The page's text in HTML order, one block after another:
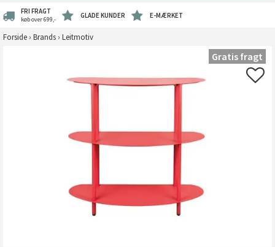
FRI FRAGT
køb over 699,- GLADE KUNDER E-MÆRKET
Forside › Brands › Leitmotiv
Gratis fragt